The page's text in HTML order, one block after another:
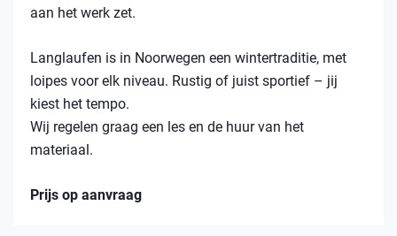
aan het werk zet.
Langlaufen is in Noorwegen een wintertraditie, met
loipes voor elk niveau. Rustig of juist sportief – jij
kiest het tempo.
Wij regelen graag een les en de huur van het
materiaal.
Prijs op aanvraag